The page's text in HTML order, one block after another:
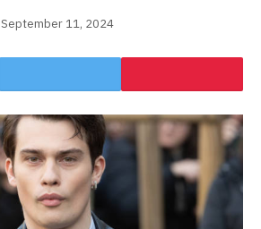
September 11, 2024